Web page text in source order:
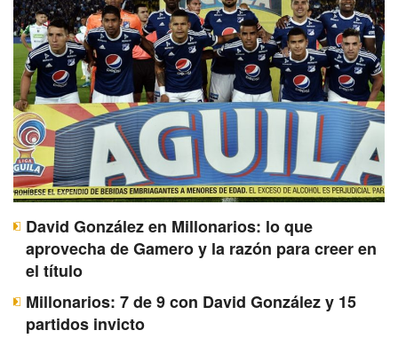
David González en Millonarios: lo que
aprovecha de Gamero y la razón para creer en
el título
Millonarios: 7 de 9 con David González y 15
partidos invicto